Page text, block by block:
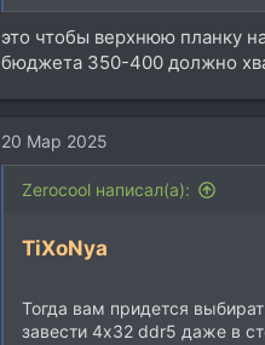
это чтобы верхнюю планку
бюджета 350-400 должно
20 Мар 2025
Zerocool написал(а):
TiXoNya
Тогда вам придется
завести 4x32 ddr5 даже в